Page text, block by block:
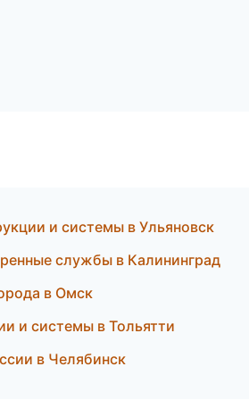
и системы в Ульяновск
службы в Калининград
в Омск
и системы в Тольятти
в Челябинск